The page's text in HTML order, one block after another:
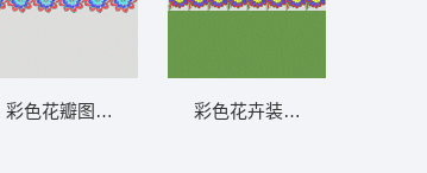
带状 水溶条码网布
彩色花瓣图案重复排列 条带状 水溶条码网布
彩色花卉装饰图案 条带状 水